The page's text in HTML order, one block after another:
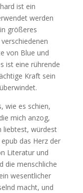
ist ein
werden
größeres
von Blue und
ist eine rührende
Kraft sein
wie es schien,
mich anzog,
liebtest, würdest
das Herz der
Literatur und
die menschliche
wesentlicher
macht, und